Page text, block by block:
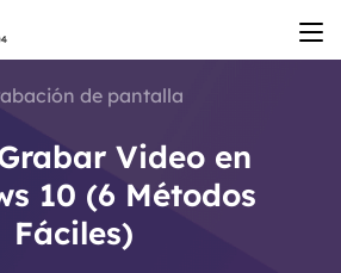
de pantalla
Video en
10 (6 Métodos
Fáciles)